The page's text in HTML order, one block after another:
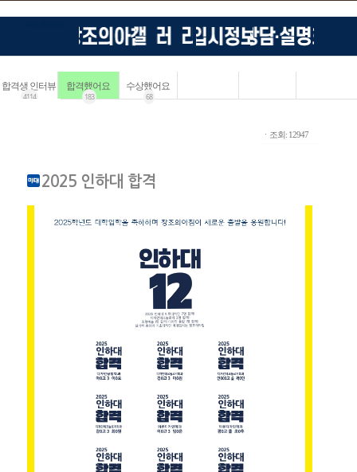
합격생 인터뷰
4114
합격했어요
183
수상했어요
68
ㆍ조회: 12947
2025 인하대 합격